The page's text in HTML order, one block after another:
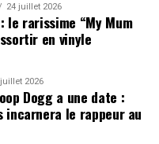
24 juillet 2026
le rarissime “My Mum
en vinyle
2026
Dogg a une date :
incarnera le rappeur au